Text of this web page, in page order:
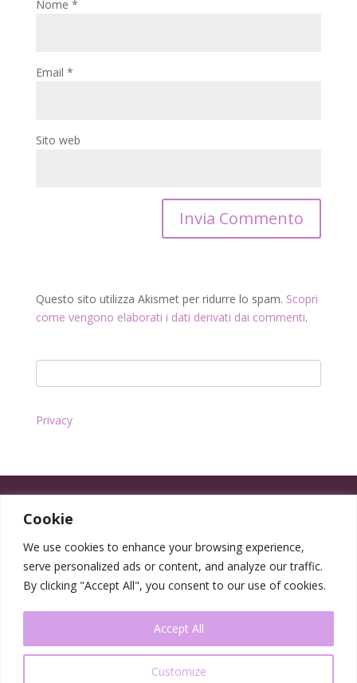
Cookie
We use cookies to enhance your browsing experience,
serve personalized ads or content, and analyze our traffic.
By clicking "Accept All", you consent to our use of cookies.
Customize
Accept All
Nome *
Email *
Sito web
Questo sito utilizza Akismet per ridurre lo spam. Scopri
come vengono elaborati i dati derivati dai commenti.
Privacy